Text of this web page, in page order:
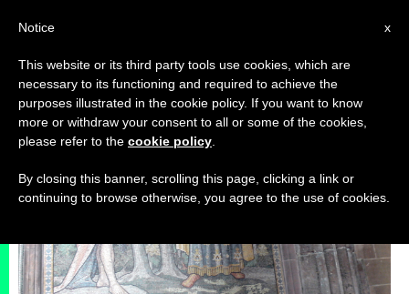
ARCHIVI
x
Notice
This website or its third party tools use cookies, which are
necessary to its functioning and required to achieve the
purposes illustrated in the cookie policy. If you want to know
more or withdraw your consent to all or some of the cookies,
please refer to the cookie policy
By closing this banner, scrolling this page, clicking a link or
continuing to browse otherwise, you agree to the use of cookies.